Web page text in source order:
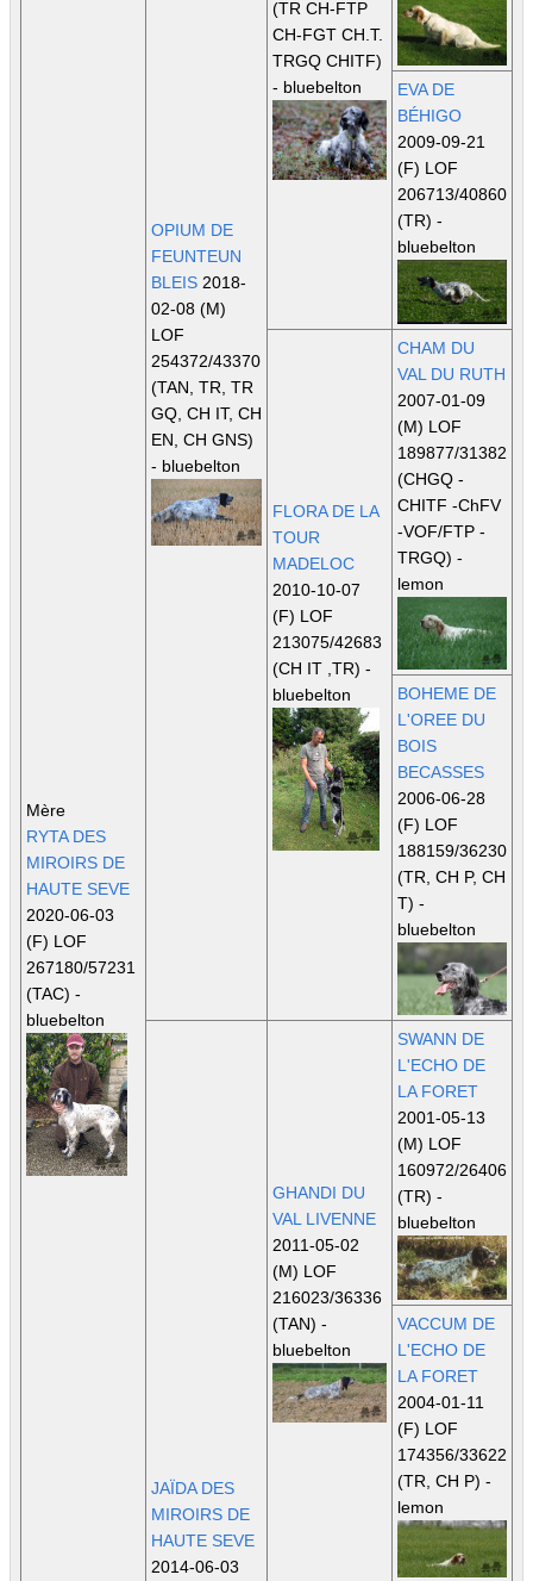
Mère
RYTA DES
MIROIRS DE
HAUTE SEVE
2020-06-03
(F) LOF
267180/57231
(TAC) -
bluebelton
OPIUM DE
FEUNTEUN
BLEIS 2018-
02-08 (M)
LOF
254372/43370
(TAN, TR, TR
GQ, CH IT, CH
EN, CH GNS)
- bluebelton
(TR CH-FTP
CH-FGT CH.T.
TRGQ CHITF)
- bluebelton
EVA DE
BÉHIGO
2009-09-21
(F) LOF
206713/40860
(TR) -
bluebelton
FLORA DE LA
TOUR
MADELOC
2010-10-07
(F) LOF
213075/42683
(CH IT ,TR) -
bluebelton
CHAM DU
VAL DU RUTH
2007-01-09
(M) LOF
189877/31382
(CHGQ -
CHITF -ChFV
-VOF/FTP -
TRGQ) -
lemon
BOHEME DE
L'OREE DU
BOIS
BECASSES
2006-06-28
(F) LOF
188159/36230
(TR, CH P, CH
T) -
bluebelton
JAÏDA DES
MIROIRS DE
HAUTE SEVE
2014-06-03
GHANDI DU
VAL LIVENNE
2011-05-02
(M) LOF
216023/36336
(TAN) -
bluebelton
SWANN DE
L'ECHO DE
LA FORET
2001-05-13
(M) LOF
160972/26406
(TR) -
bluebelton
VACCUM DE
L'ECHO DE
LA FORET
2004-01-11
(F) LOF
174356/33622
(TR, CH P) -
lemon